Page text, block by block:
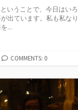
いうことで、今日はい
出ています。私も私な
...
COMMENTS: 0